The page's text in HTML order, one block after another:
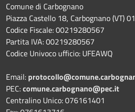
Comune di Carbognano
Piazza Castello 18, Carbognano (VT)
Codice Fiscale: 00219280567
Partita IVA: 00219280567
Codice Univoco ufficio: UFEAWQ
Email:
PEC:comune.carbognano@pec.it
Centralino Unico: 076161401